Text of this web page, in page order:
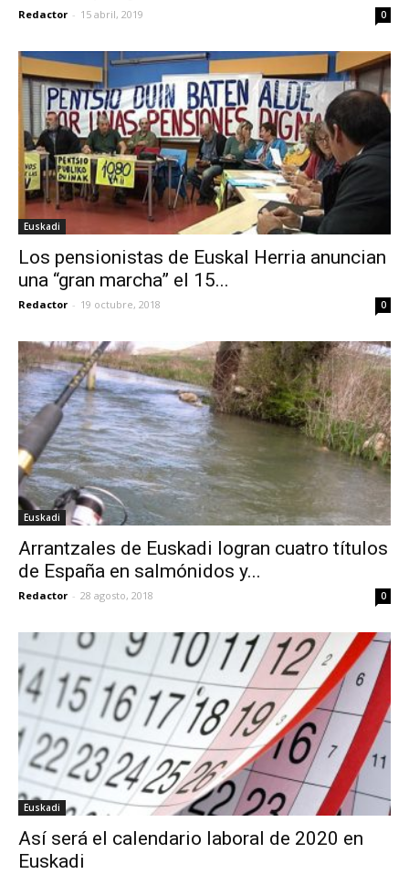
Redactor - 15 abril, 2019 0
Euskadi
Los pensionistas de Euskal Herria anuncian
una “gran marcha” el 15...
Redactor - 19 octubre, 2018 0
Euskadi
Arrantzales de Euskadi logran cuatro títulos
de España en salmónidos y...
Redactor - 28 agosto, 2018 0
Euskadi
Así será el calendario laboral de 2020 en
Euskadi